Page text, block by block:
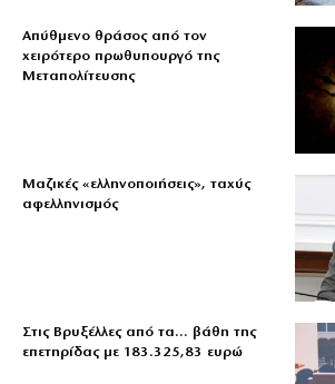
Απύθμενο θράσος από τον
χειρότερο πρωθυπουργό της
Μεταπολίτευσης
Μαζικές «ελληνοποιήσεις», ταχύς
αφελληνισμός
Στις Βρυξέλλες από τα… βάθη της
επετηρίδας με 183.325,83 ευρώ